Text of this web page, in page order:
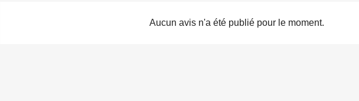
Aucun avis n'a été publié pour le moment.